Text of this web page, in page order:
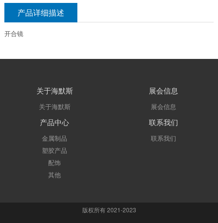
产品详细描述
开合镜
关于海默斯
关于海默斯
展会信息
展会信息
产品中心
金属制品
塑胶产品
配饰
其他
联系我们
联系我们
版权所有 2021-2023